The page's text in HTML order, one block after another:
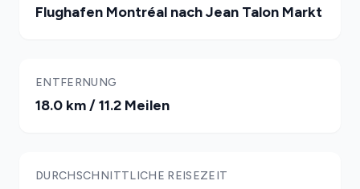
Flughafen Montréal nach Jean Talon Markt
ENTFERNUNG
18.0 km / 11.2 Meilen
DURCHSCHNITTLICHE REISEZEIT